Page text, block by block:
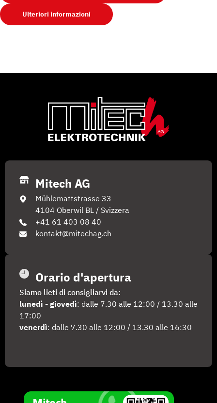
Ulteriori informazioni
Mitech AG
Mühlemattstrasse 33
4104 Oberwil BL / Svizzera
+41 61 403 08 40
kontakt@mitechag.ch
Orario d'apertura
Siamo lieti di consigliarvi da:
lunedì - giovedì: dalle 7.30 alle 12:00 / 13.30 alle
17:00
venerdì: dalle 7.30 alle 12:00 / 13.30 alle 16:30